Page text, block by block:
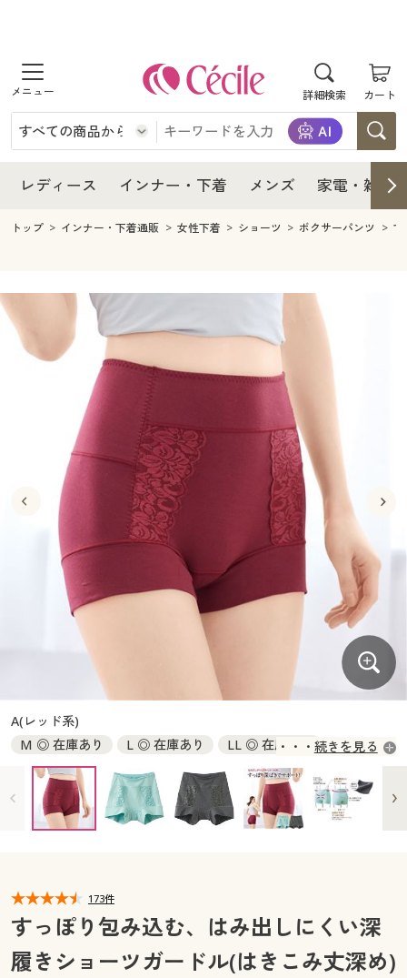
詳細検索 カート
商品を探す
レディース
レディースファッション
インナー・下着
インナー・下着通販すべて
ジュニア・ティーンズ下着
メンズ
メンズファッション
家電・雑貨すべて
キッチン・雑貨・日用品
寝具・インテリア・家具
寝具・インテリア・家具通販すべて
家具・収納
寝具・ベッド
カーテン・ラグ・ファブリック
美容・健康通販すべて
美容・健康・サプリメント
制服・スクール
制服・スクールすべて
ジュニア・ティーンズ下着
大きいサイズ
大きいサイズ通販すべて
大きいサイズ レディース服
大きいサイズ レディース下着
大きいサイズ メンズ
大きいサイズ 事務・制服
バーゲンセール
シークレットセール
詳細検索
商品カテゴリ一覧
カタログ・チラシからのご注文
デジタルカタログ
カタログ無料プレゼント
マイページ
閲覧履歴
レディース インナー・下着 メンズ 家電・雑貨
レディース
レディース通販すべて
レディースファッション
インナー・下着
インナー・下着通販すべて
ジュニア・ティーンズ下着
メンズ
メンズ下着
キッチン・雑貨・日用品
寝具・インテリア・家具通販すべて
家具・収納
寝具・ベッド
カーテン・ラグ・ファブリック
美容・健康
美容・健康通販すべて
美容・健康・サプリメント
制服・スクール
制服・スクールすべて
制服・学生服
ジュニア・ティーンズ下着
大きいサイズ
大きいサイズ通販すべて
大きいサイズ レディース服
大きいサイズ レディース下着
大きいサイズ メンズ
大きいサイズ 事務・制服
バーゲン
バーゲンセール
シークレットセール
詳細検索
商品カテゴリ一覧
カタログ
カタログ・チラシからのご注文
カタログ無料プレゼント
会員メニュー
閲覧履歴
お気に入り
トップ インナー・下着通販 女性下着 ショーツ ボクサーパンツ す
A(レッド系)
M ◎ 在庫あり
L ◎ 在庫あり
LL ◎ 在庫あり
3L ◎ 在庫あり
続きを見る
173件
すっぽり包み込む、はみ出しにくい深
履きショーツガードル(はきこみ丈深め)